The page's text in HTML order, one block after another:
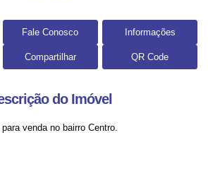
Fale Conosco Informações
Compartilhar QR Code
do Imóvel
venda no bairro Centro.